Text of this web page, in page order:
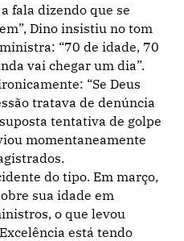
fala dizendo que se
Dino insistiu no tom
“70 de idade, 70
vai chegar um dia”.
“Se Deus
tratava de denúncia
tentativa de golpe
momentaneamente
do tipo. Em março,
sua idade em
o que levou
está tendo